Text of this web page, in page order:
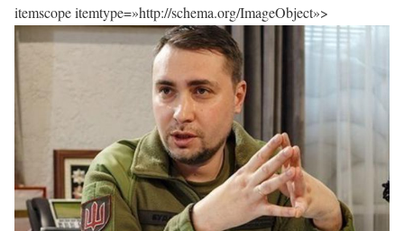
itemscope itemtype=»http://schema.org/ImageObject»>